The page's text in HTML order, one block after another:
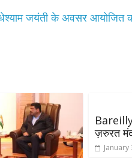
जयंती के अवसर आयोजित
Bareilly
ज़रुरत मंद
January